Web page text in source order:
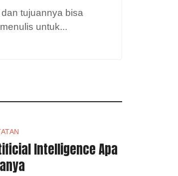
tujuannya bisa
untuk...
Intelligence Apa